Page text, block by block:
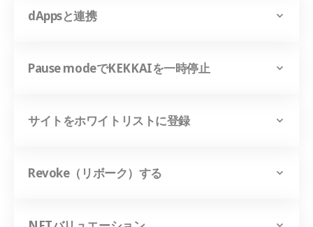
dAppsと連携
Pause modeでKEKKAIを一時停止
サイトをホワイトリストに登録
Revoke（リボーク）する